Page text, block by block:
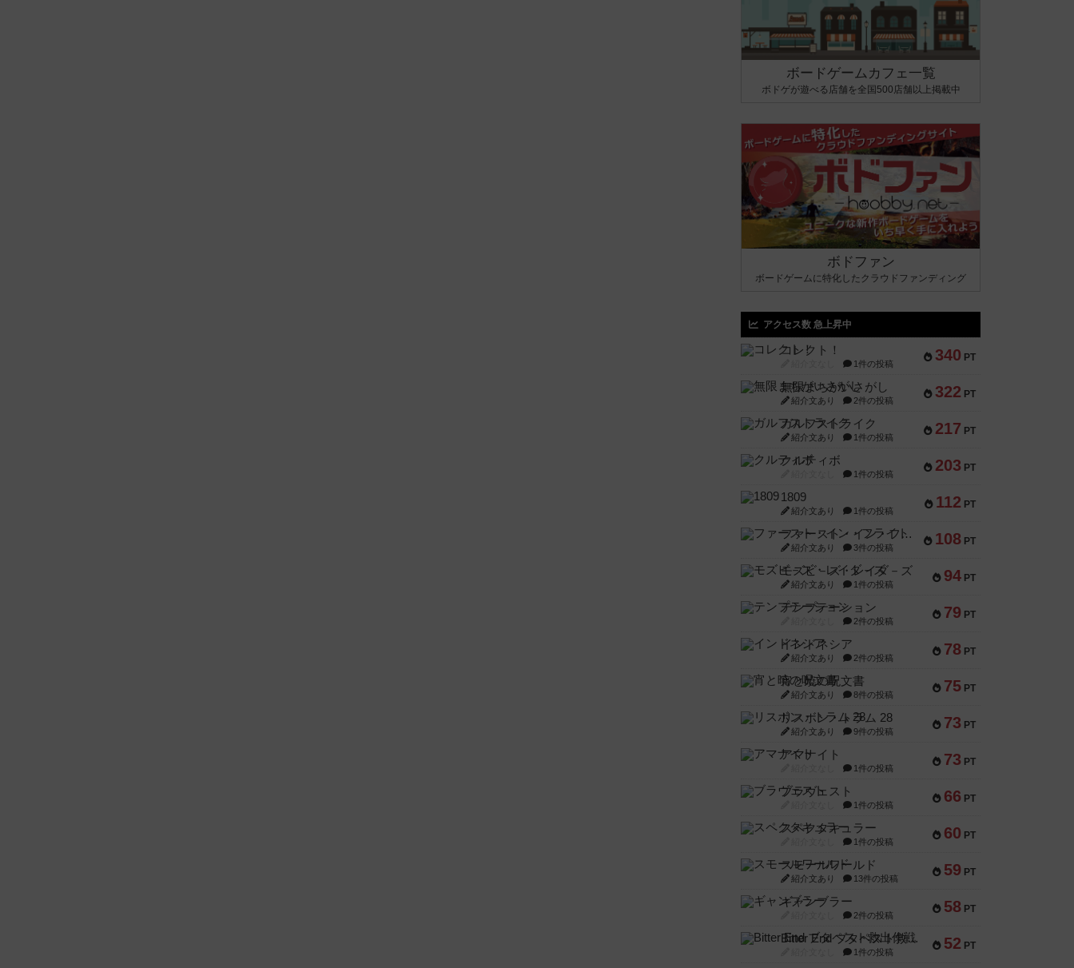
ボードゲームカフェ一覧
ボドゲが遊べる店舗を全国500店舗以上掲載中
ボドファン
ボードゲームに特化したクラウドファンディング
アクセス数 急上昇中
340 PT
コレクト！
1件の投稿
322 PT
無限まちがいさがし
紹介文あり 2件の投稿
217 PT
ガルフストライク
紹介文あり 1件の投稿
203 PT
クルティボ
1件の投稿
112 PT
1809
紹介文あり 1件の投稿
108 PT
ファースト・イン・フライト
紹介文あり 3件の投稿
94 PT
モズビ－ズ・レイダ－ズ
紹介文あり 1件の投稿
79 PT
テンプテーション
2件の投稿
78 PT
インドネシア
紹介文あり 2件の投稿
75 PT
宵と暁の呪文書
紹介文あり 8件の投稿
73 PT
リスボン・トラム 28
紹介文あり 9件の投稿
73 PT
アマナイト
1件の投稿
66 PT
ブラヴェスト
1件の投稿
60 PT
スペクタキュラー
1件の投稿
59 PT
スモールワールド
紹介文あり 13件の投稿
58 PT
ギャンブラー
2件の投稿
52 PT
Bitter End ブタペスト救出作戦
1件の投稿